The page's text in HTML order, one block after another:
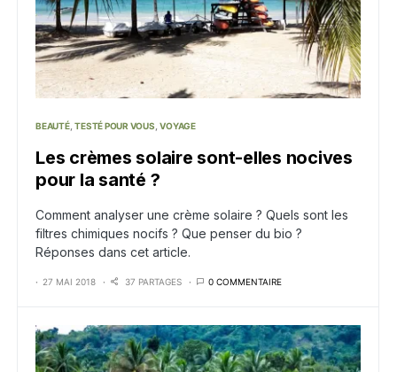
BEAUTÉ TESTÉ POUR VOUS VOYAGE
Les crèmes solaire sont-elles nocives
pour la santé ?
Comment analyser une crème solaire ? Quels sont les
filtres chimiques nocifs ? Que penser du bio ?
Réponses dans cet article.
27 MAI 2018 37 PARTAGES 0 COMMENTAIRE